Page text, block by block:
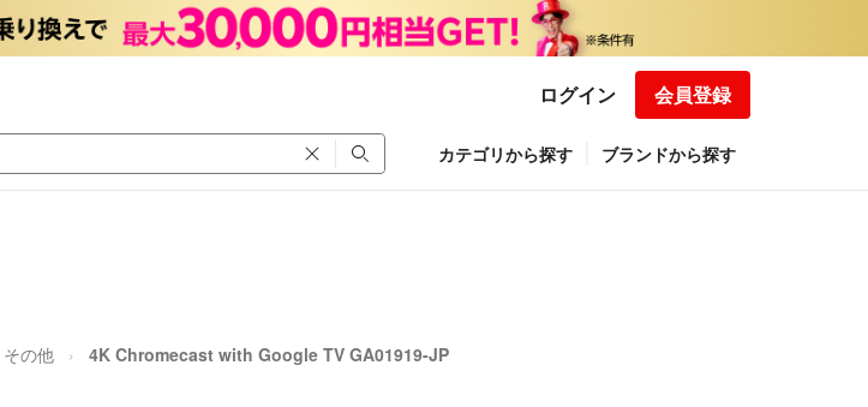
ログイン 会員登録
カテゴリから探す ブランドから探す
その他 4K Chromecast with Google TV GA01919-JP